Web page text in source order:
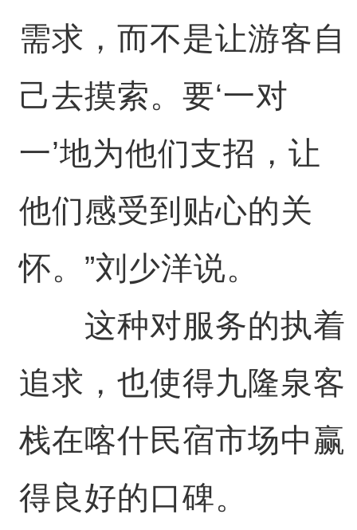
需求，而不是让游客自
己去摸索。要‘一对
一’地为他们支招，让
他们感受到贴心的关
怀。”刘少洋说。
这种对服务的执着
追求，也使得九隆泉客
栈在喀什民宿市场中赢
得良好的口碑。